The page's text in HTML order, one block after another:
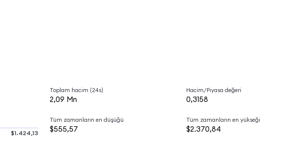
Toplam hacim (24s)
2,09 Mn
Hacim/Piyasa değeri
0,3158
$1.424,13
Tüm zamanların en düşüğü
$555,57
Tüm zamanların en yükseği
$2.370,84